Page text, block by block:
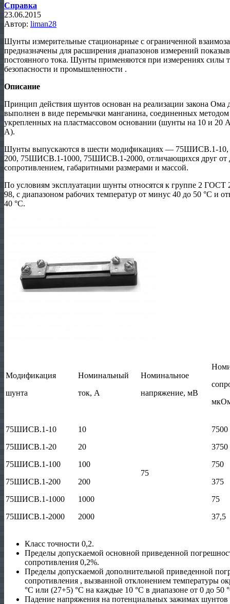
Справка
23.06.2015
Автор: liman28
Шунты измерительные стационарные с ограниченной
предназначены для расширения диапазонов измерений
постоянного тока. Шунты применяются при измерениях силы
безопасности и промышленности .
Описание
Принцип действия шунтов основан на реализации закона
выполнен в виде перемычки манганина, соединенных
укрепленных на пластмассовом основании (шунты на 10 и 20
А).
Шунты выпускаются в шести модификациях — 75ШИСВ.1-
200, 75ШИСВ.1-1000, 75ШИСВ.1-2000, отличающихся друг от
сопротивлением, габаритными размерами и массой.
По условиям эксплуатации шунты относятся к группе 2
98, с диапазоном рабочих температур от минус 40 до 50 °С и
40 °С.
Модификация
шунта
Номинальный
ток, А
Номинальное
напряжение, мВ
75ШИСВ.1-10
75ШИСВ.1-20
75ШИСВ.1-100
75ШИСВ.1-200
75ШИСВ.1-1000
75ШИСВ.1-2000
10
20
100
200
1000
2000
75
7500
3750
750
375
75
37,5
Класс точности 0,2.
Пределы допускаемой основной приведенной
сопротивления 0,2%.
Пределы допускаемой дополнительной приведенной
сопротивления , вызванной отклонением температуры
°С или (27+5) °С на каждые 10 °С в диапазоне от 0 до 50
Падение напряжения на потенциальных зажимах